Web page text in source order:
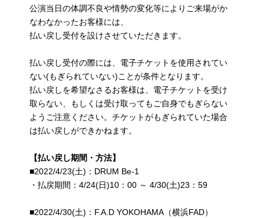
公演当日の体調不良や情勢の変化等によりご来場がか
なわなかったお客様には、
払い戻し受付を設けさせていただきます。
払い戻し受付の際には、電子チケットを使用されてい
ない(もぎられていない)ことが条件となります。
払い戻しを希望なさるお客様は、電子チケットを受け
取らない、もしくは受け取ってもご自身でもぎらない
ようご注意ください。チケットがもぎられていた場合
は払い戻しができかねます。
【払い戻し期間・方法】
■2022/4/23(土)：DRUM Be-1
・払戻期間：4/24(日)10：00 ～ 4/30(土)23：59
■2022/4/30(土)：F.A.D YOKOHAMA（横浜FAD）